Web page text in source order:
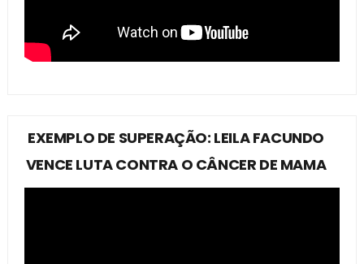
EXEMPLO DE SUPERAÇÃO: LEILA FACUNDO
VENCE LUTA CONTRA O CÂNCER DE MAMA